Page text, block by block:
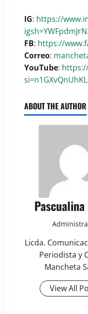
IG: https://
FB: https://
Correo:
YouTube:
ABOUT THE AUTHOR
Pascualina
Licda.
Periodista y
Mancheta
View All